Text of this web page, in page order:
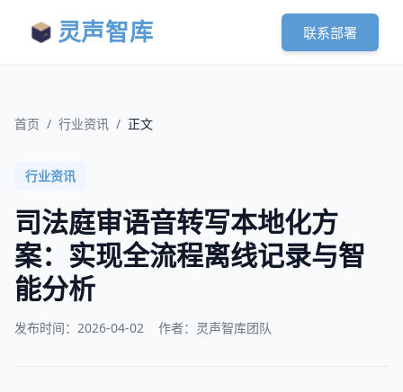
灵声智库 联系部署
首页 / 行业资讯 / 正文
行业资讯
司法庭审语音转写本地化方
案：实现全流程离线记录与智
能分析
发布时间： 2026-04-02 作者：灵声智库团队